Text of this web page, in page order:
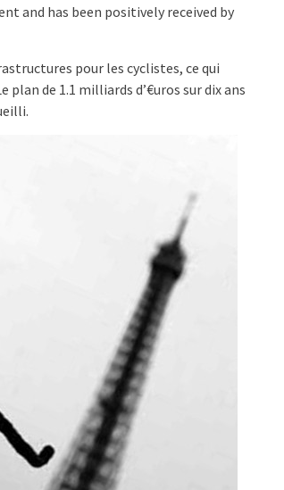
and has been positively received by
pour les cyclistes, ce qui
de 1.1 milliards d’€uros sur dix ans